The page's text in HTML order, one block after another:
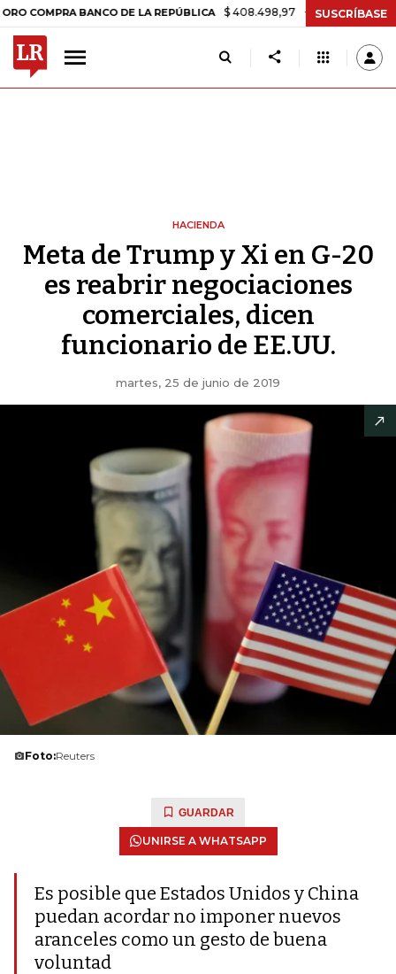
BANCO DE LA REPÚBLICA $ 408.498,97 +$ 8.753,81 +2,19%
SUSCRÍBASE
HACIENDA
Meta de Trump y Xi en G-20
es reabrir negociaciones
comerciales, dicen
funcionario de EE.UU.
martes, 25 de junio de 2019
Foto:Reuters
GUARDAR
UNIRSE A WHATSAPP
Es posible que Estados Unidos y China
puedan acordar no imponer nuevos
aranceles como un gesto de buena
voluntad